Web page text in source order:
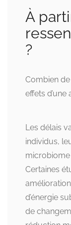
À
?
Combien
effets
Les délais
individus,
Certaines
d’énergie
de